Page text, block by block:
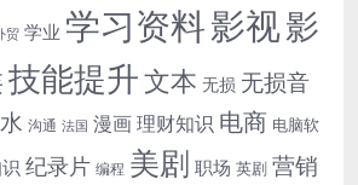
贸 学业 学习资料影视影
技能提升文本 无损 无损音
沟通 法国 漫画理财知识 电商 电脑软
纪录片 编程 美剧 职场 英剧 营销